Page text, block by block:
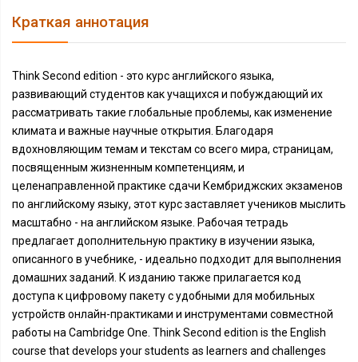
Краткая аннотация
Think Second edition - это курс английского языка,
развивающий студентов как учащихся и побуждающий их
рассматривать такие глобальные проблемы, как изменение
климата и важные научные открытия. Благодаря
вдохновляющим темам и текстам со всего мира, страницам,
посвященным жизненным компетенциям, и
целенаправленной практике сдачи Кембриджских экзаменов
по английскому языку, этот курс заставляет учеников мыслить
масштабно - на английском языке. Рабочая тетрадь
предлагает дополнительную практику в изучении языка,
описанного в учебнике, - идеально подходит для выполнения
домашних заданий. К изданию также прилагается код
доступа к цифровому пакету с удобными для мобильных
устройств онлайн-практиками и инструментами совместной
работы на Cambridge One. Think Second edition is the English
course that develops your students as learners and challenges